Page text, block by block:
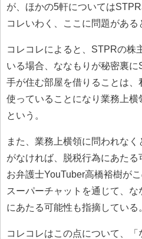
が、ほかの5軒については
コレいわく、ここに問題がある
コレコレによると、STPRの株
いる場合、ななもりが秘密裏
手が住む部屋を借りることは
使っていることになり業務上
という。
また、業務上横領に問われな
がなければ、脱税行為にあた
お弁護士YouTuber高橋裕樹が
スーパーチャットを通じて、
にあたる可能性も指摘している
コレコレはこの点について、